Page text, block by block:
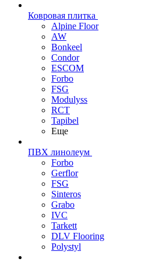
Ковровая плитка
Alpine Floor
AW
Bonkeel
Condor
ESCOM
Forbo
FSG
Modulyss
RCT
Tapibel
Еще
ПВХ линолеум
Forbo
Gerflor
FSG
Sinteros
Grabo
IVC
Tarkett
DLV Flooring
Polystyl